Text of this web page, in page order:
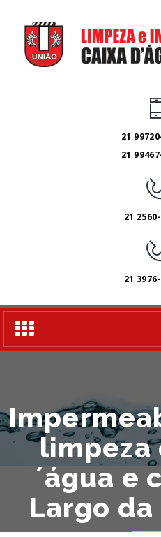
21
21
21
21
Alternar
navegação
limpeza
´água e
Largo